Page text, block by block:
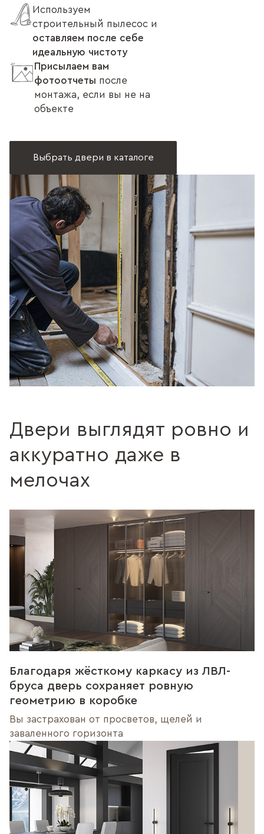
Используем
строительный пылесос и
оставляем после себе
идеальную чистоту
Присылаем вам
фотоотчеты после
монтажа, если вы не на
объекте
Выбрать двери в каталоге
Двери выглядят ровно и
аккуратно даже в
мелочах
Благодаря жёсткому каркасу из ЛВЛ-
бруса дверь сохраняет ровную
геометрию в коробке
Вы застрахован от просветов, щелей и
заваленного горизонта